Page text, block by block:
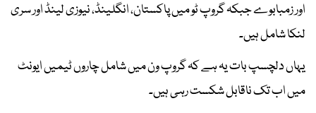
اور زمبابوے جبکہ گروپ ٹو میں پاکستان، انگلینڈ، نیوزی لینڈ اور سری
لنکا شامل ہیں۔
یہاں دلچسپ بات یہ ہے کہ گروپ ون میں شامل چاروں ٹیمیں ایونٹ
میں اب تک ناقابل شکست رہی ہیں۔